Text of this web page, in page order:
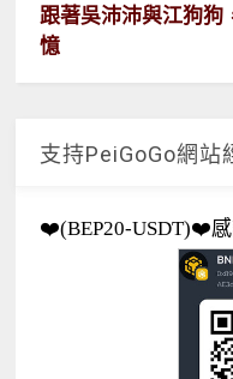
跟著吳沛沛與江狗狗
憶
支持PeiGoGo網站
❤️(BEP20-USDT)❤️